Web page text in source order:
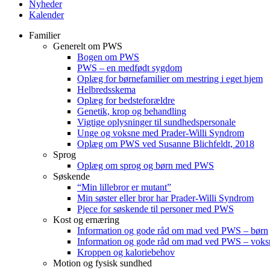
Nyheder
Kalender
Familier
Generelt om PWS
Bogen om PWS
PWS – en medfødt sygdom
Oplæg for børnefamilier om mestring i eget hjem
Helbredsskema
Oplæg for bedsteforældre
Genetik, krop og behandling
Vigtige oplysninger til sundhedspersonale
Unge og voksne med Prader-Willi Syndrom
Oplæg om PWS ved Susanne Blichfeldt, 2018
Sprog
Oplæg om sprog og børn med PWS
Søskende
“Min lillebror er mutant”
Min søster eller bror har Prader-Willi Syndrom
Pjece for søskende til personer med PWS
Kost og ernæring
Information og gode råd om mad ved PWS – børn
Information og gode råd om mad ved PWS –
Kroppen og kaloriebehov
Motion og fysisk sundhed